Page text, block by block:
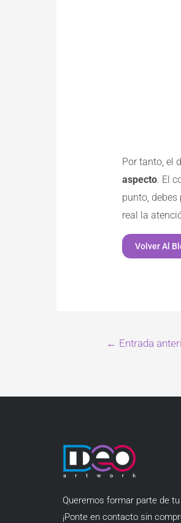
Por tanto, el
aspecto. El
punto, debes
real la
Volver Al
← Entrada
Queremos formar parte de tu
¡Ponte en contacto sin